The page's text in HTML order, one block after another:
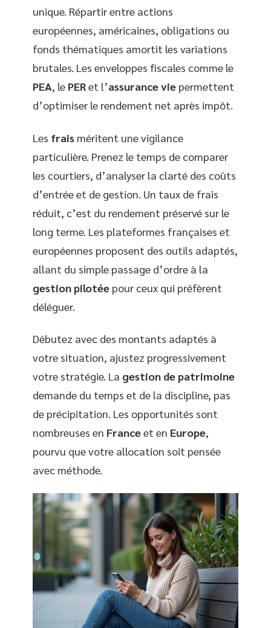
unique. Répartir entre actions
européennes, américaines, obligations ou
fonds thématiques amortit les variations
brutales. Les enveloppes fiscales comme le
PEA, le PERet l’assurance vie permettent
d’optimiser le rendement net après impôt.
Les frais méritent une vigilance
particulière. Prenez le temps de comparer
les courtiers, d’analyser la clarté des coûts
d’entrée et de gestion. Un taux de frais
réduit, c’est du rendement préservé sur le
long terme. Les plateformes françaises et
européennes proposent des outils adaptés,
allant du simple passage d’ordre à la
gestion pilotée pour ceux qui préfèrent
déléguer.
Débutez avec des montants adaptés à
votre situation, ajustez progressivement
votre stratégie. La gestion de patrimoine
demande du temps et de la discipline, pas
de précipitation. Les opportunités sont
nombreuses en Franceet en Europe,
pourvu que votre allocation soit pensée
avec méthode.